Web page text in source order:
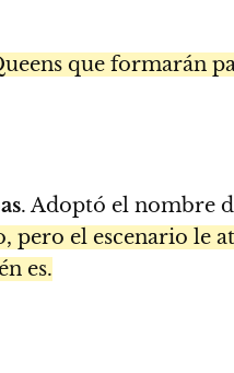
que formarán
. Adoptó el nombre
pero el escenario le
es.